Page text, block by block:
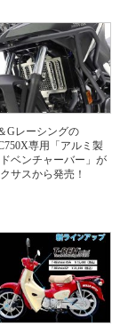
Gレーシングの
専用「アルミ製
ベンチャーバー」が
サスから発売！